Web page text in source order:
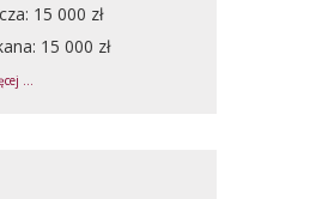
15 000 zł
15 000 zł
...